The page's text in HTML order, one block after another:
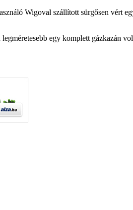
Wigoval szállított sürgősen vért
egy komplett gázkazán